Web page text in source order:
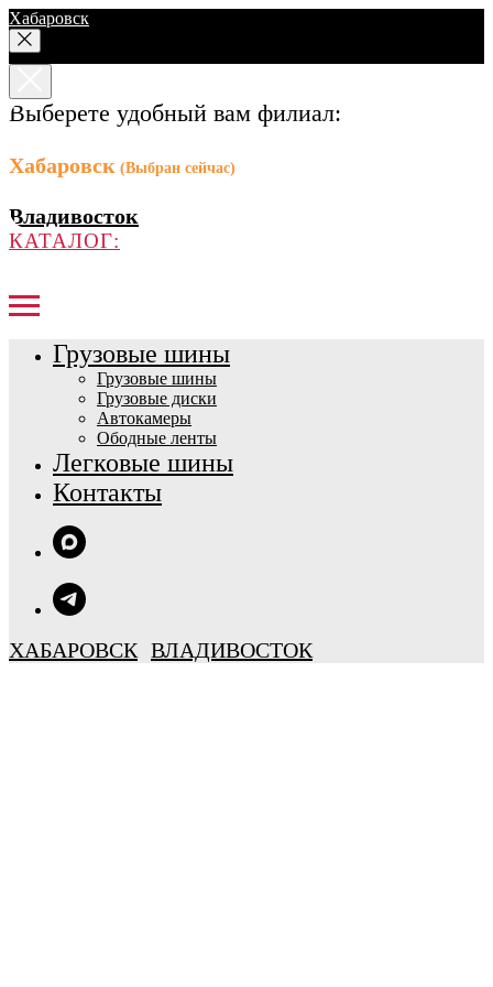
Хабаровск
Выберете удобный вам филиал:
Хабаровск (Выбран сейчас)
Владивосток
КАТАЛОГ:
Грузовые шины
Грузовые шины
Грузовые диски
Автокамеры
Ободные ленты
Легковые шины
Контакты
ХАБАРОВСК ВЛАДИВОСТОК